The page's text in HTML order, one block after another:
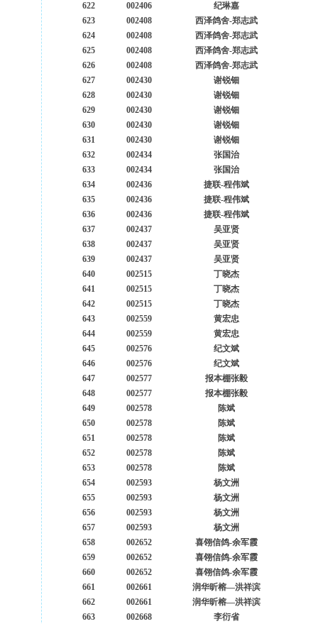
622
002406
纪琳嘉
623
002408
西泽鸽舍-郑志武
624
002408
西泽鸽舍-郑志武
625
002408
西泽鸽舍-郑志武
626
002408
西泽鸽舍-郑志武
627
002430
谢锐钿
628
002430
谢锐钿
629
002430
谢锐钿
630
002430
谢锐钿
631
002430
谢锐钿
632
002434
张国治
633
002434
张国治
634
002436
捷联-程伟斌
635
002436
捷联-程伟斌
636
002436
捷联-程伟斌
637
002437
吴亚贤
638
002437
吴亚贤
639
002437
吴亚贤
640
002515
丁晓杰
641
002515
丁晓杰
642
002515
丁晓杰
643
002559
黄宏忠
644
002559
黄宏忠
645
002576
纪文斌
646
002576
纪文斌
647
002577
报本棚张毅
648
002577
报本棚张毅
649
002578
陈斌
650
002578
陈斌
651
002578
陈斌
652
002578
陈斌
653
002578
陈斌
654
002593
杨文洲
655
002593
杨文洲
656
002593
杨文洲
657
002593
杨文洲
658
002652
喜翎信鸽-余军霞
659
002652
喜翎信鸽-余军霞
660
002652
喜翎信鸽-余军霞
661
002661
润华昕榕—洪祥滨
662
002661
润华昕榕—洪祥滨
663
002668 李衍省